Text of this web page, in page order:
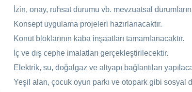
İzin, onay, ruhsat durumu vb. mevzuatsal
Konsept uygulama projeleri hazırlanacaktır.
Konut bloklarının kaba inşaatları tamamlanacaktır.
İç ve dış cephe imalatları gerçekleştirilecektir.
Elektrik, su, doğalgaz ve altyapı bağlantıları
Yeşil alan, çocuk oyun parkı ve otopark gibi sosyal